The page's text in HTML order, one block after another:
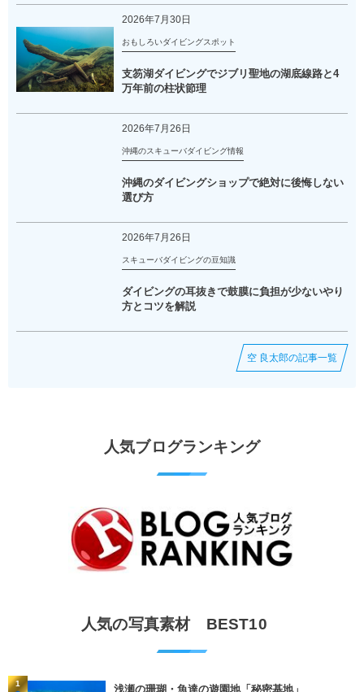
2026年7月30日
おもしろいダイビングスポット
支笏湖ダイビングでジブリ聖地の湖底線路と4
万年前の柱状節理
2026年7月26日
沖縄のスキューバダイビング情報
沖縄のダイビングショップで絶対に後悔しない
選び方
2026年7月26日
スキューバダイビングの豆知識
ダイビングの耳抜きで鼓膜に負担が少ないやり
方とコツを解説
空 良太郎の記事一覧
人気ブログランキング
人気の写真素材 BEST10
浅瀬の珊瑚・魚達の遊園地「秘密基地」
1